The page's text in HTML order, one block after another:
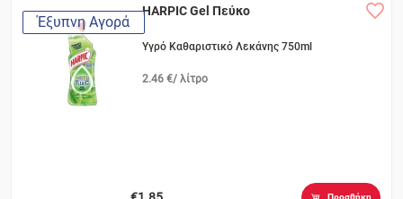
Έξυπνη Αγορά
HARPIC Gel Πεύκο
Υγρό Καθαριστικό Λεκάνης 750ml
2.46 €/ λίτρο
Προσθήκη